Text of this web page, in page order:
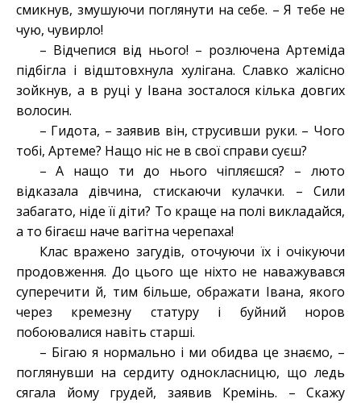
смикнув, змушуючи поглянути на себе. – Я тебе не
чую, чувирло!
– Відчепися від нього! – розлючена Артеміда
підбігла і відштовхнула хулігана. Славко жалісно
зойкнув, а в руці у Івана зосталося кілька довгих
волосин.
– Гидота, – заявив він, струсивши руки. – Чого
тобі, Артеме? Нащо ніс не в свої справи суєш?
– А нащо ти до нього чіпляєшся? – люто
відказала дівчина, стискаючи кулачки. – Сили
забагато, ніде її діти? То краще на полі викладайся,
а то бігаєш наче вагітна черепаха!
Клас вражено загудів, оточуючи їх і очікуючи
продовження. До цього ще ніхто не наважувався
суперечити й, тим більше, ображати Івана, якого
через кремезну статуру і буйний норов
побоювалися навіть старші.
– Бігаю я нормально і ми обидва це знаємо, –
поглянувши на сердиту однокласницю, що ледь
сягала йому грудей, заявив Кремінь. – Скажу